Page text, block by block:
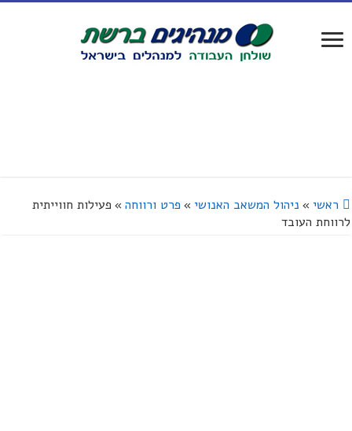
ראשי » ניהול המשאב האנושי » פרט ורווחה » פעילות חווייתית
לרווחת העובד